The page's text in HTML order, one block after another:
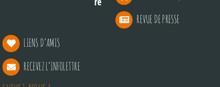
REVUE DE PRESSE
LIENS D’AMIS
RECEVEZ L’INFOLETTRE